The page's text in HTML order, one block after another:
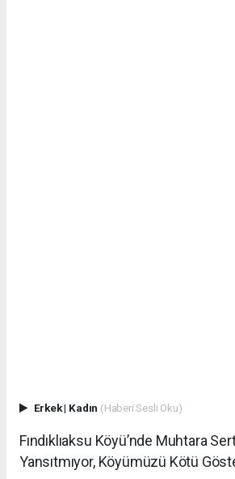
Erkek| Kadın (Haberi Sesli Oku)
Fındıklıaksu Köyü’nde Muhtara
Yansıtmıyor, Köyümüzü Kötü